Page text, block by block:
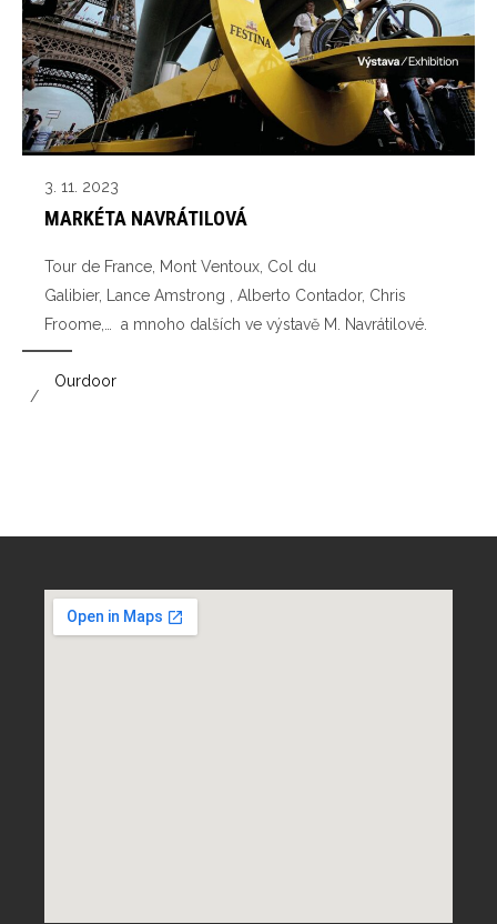
3. 11. 2023
MARKÉTA NAVRÁTILOVÁ
Tour de France, Mont Ventoux, Col du
Galibier, Lance Amstrong , Alberto Contador, Chris
Froome,… a mnoho dalších ve výstavě M. Navrátilové.
Ourdoor